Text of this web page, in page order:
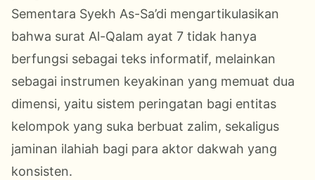
Sementara Syekh As-Sa’di mengartikulasikan
bahwa surat Al-Qalam ayat 7 tidak hanya
berfungsi sebagai teks informatif, melainkan
sebagai instrumen keyakinan yang memuat dua
dimensi, yaitu sistem peringatan bagi entitas
kelompok yang suka berbuat zalim, sekaligus
jaminan ilahiah bagi para aktor dakwah yang
konsisten.